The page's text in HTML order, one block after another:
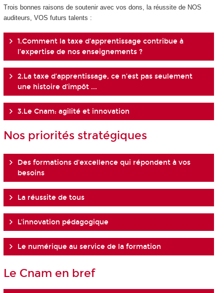
Trois bonnes raisons de soutenir avec vos dons, la réussite de NOS
auditeurs, VOS futurs talents :
1.Comment la taxe d’apprentissage contribue à
l’expertise de nos enseignements ?
2.La taxe d’apprentissage, ce n’est pas seulement
une histoire d’impôt ...
3.Le Cnam: agilité et innovation
Nos priorités stratégiques
Des formations d'excellence qui répondent à vos
besoins
La réussite de tous
L'innovation pédagogique
Le numérique au service de la formation
Le Cnam en bref